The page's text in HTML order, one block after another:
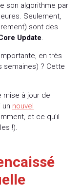
son algorithme par
Seulement,
sont des
Update.
en très
semaines) ? Cette
mise à jour de
un nouvel
et ce qu’il
!).